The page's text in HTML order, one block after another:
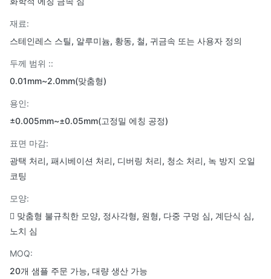
재료:
스테인레스 스틸, 알루미늄, 황동, 철, 귀금속 또는 사용자 정의
두께 범위 ::
0.01mm~2.0mm(맞춤형)
용인:
±0.005mm~±0.05mm(고정밀 에칭 공정)
표면 마감:
광택 처리, 패시베이션 처리, 디버링 처리, 청소 처리, 녹 방지 오일
코팅
모양:
 맞춤형 불규칙한 모양, 정사각형, 원형, 다중 구멍 심, 계단식 심,
노치 심
MOQ:
20개 샘플 주문 가능, 대량 생산 가능